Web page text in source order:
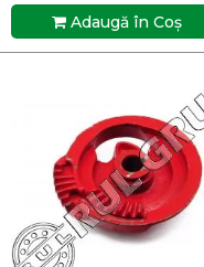
Adaugă în Coş